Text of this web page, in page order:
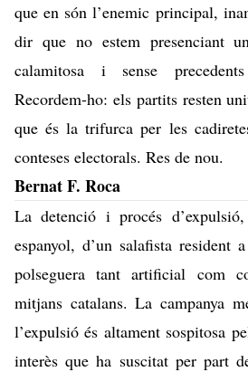
que en són l’enemic principal,
dir que no estem presenciant
calamitosa i sense
Recordem-ho: els partits resten
que és la trifurca per les
conteses electorals. Res de nou.
Bernat F. Roca
La detenció i procés
espanyol, d’un salafista resident
polseguera tant artificial com
mitjans catalans. La campanya
l’expulsió és altament sospitosa
interès que ha suscitat per part